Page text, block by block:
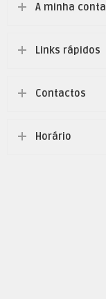
A minha conta
Links rápidos
Contactos
Horário